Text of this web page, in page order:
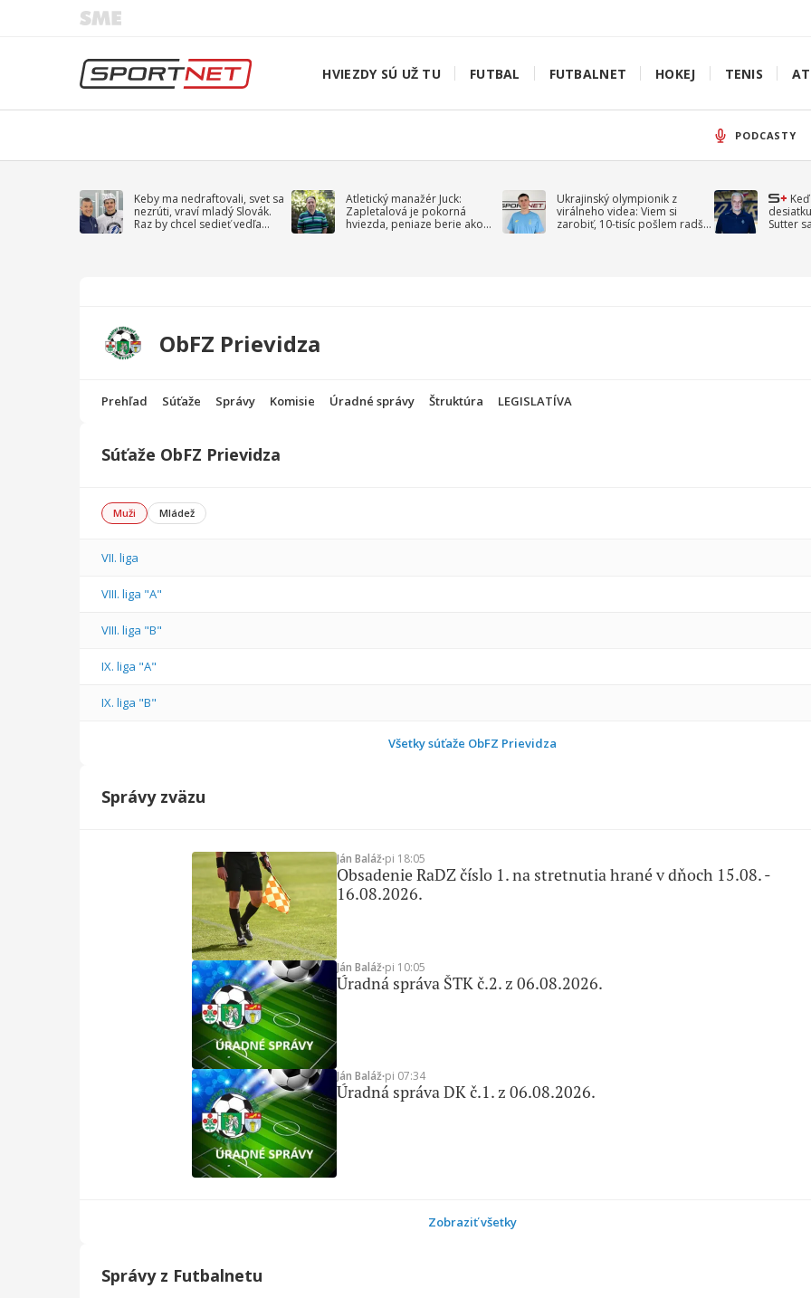
HVIEZDY SÚ UŽ TU FUTBAL FUTBALNET HOKEJ TENIS
PODCASTY
Keby ma nedraftovali, svet sa
nezrúti, vraví mladý Slovák.
Raz by chcel sedieť vedľa
Atletický manažér Juck:
Zapletalová je pokorná
hviezda, peniaze berie ako
Ukrajinský olympionik z
virálneho videa: Viem si
zarobiť, 10-tisíc pošlem radšej
Sutter
ObFZ Prievidza
Prehľad Súťaže Správy Komisie Úradné správy Štruktúra LEGISLATÍVA
Súťaže ObFZ Prievidza
Muži Mládež
VII. liga
VIII. liga "A"
VIII. liga "B"
IX. liga "A"
IX. liga "B"
Všetky súťaže ObFZ Prievidza
Správy zväzu
Obsadenie RaDZ číslo 1. na stretnutia hrané v dňoch 15.08. -
16.08.2026.
Ján Baláž∙pi 18:05
Úradná správa ŠTK č.2. z 06.08.2026.
Ján Baláž∙pi 10:05
Úradná správa DK č.1. z 06.08.2026.
Ján Baláž∙pi 07:34
Zobraziť všetky
Správy z Futbalnetu